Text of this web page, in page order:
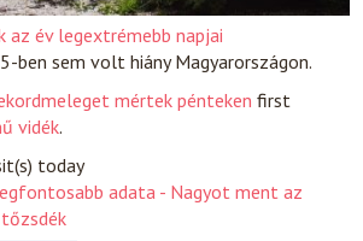
az év legextrémebb napjai
ben sem volt hiány Magyarországon.
mértek pénteken first
vidék.
today
adata - Nagyot ment az